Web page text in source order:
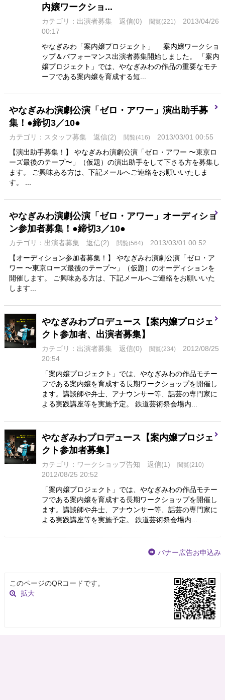
内嬢ワークショ...
カテゴリ：出演者募集 返信(0) 閲覧(221)
2013/04/26
00:17
やなぎみわ「案内嬢プロジェクト」 案内嬢ワークショ
ップ＆パフォーマンス出演者募集開始しました。 「案内
嬢プロジェクト」では、やなぎみわの作品の重要なモチ
ーフである案内嬢を育成する短...
やなぎみわ演劇公演「ゼロ・アワー」演出助手募
集！●締切3／10●
カテゴリ：スタッフ募集 返信(2) 閲覧(416)
2013/03/01 00:55
【演出助手募集！】 やなぎみわ演劇公演「ゼロ・アワー 〜東京ロ
ーズ最後のテープ〜」（仮題）の演出助手をして下さる方を募集し
ます。 ご興味ある方は、下記メールへご連絡をお願いいたしま
す。 ...
やなぎみわ演劇公演「ゼロ・アワー」オーディショ
ン参加者募集！●締切3／10●
カテゴリ：出演者募集 返信(2) 閲覧(564)
2013/03/01 00:52
【オーディション参加者募集！】 やなぎみわ演劇公演「ゼロ・ア
ワー 〜東京ローズ最後のテープ〜」（仮題）のオーディションを
開催します。 ご興味ある方は、下記メールへご連絡をお願いいた
します...
やなぎみわプロデュース【案内嬢プロジェ
クト参加者、出演者募集】
カテゴリ：出演者募集 返信(0) 閲覧(234)
2012/08/25
20:54
「案内嬢プロジェクト」では、やなぎみわの作品モチー
フである案内嬢を育成する長期ワークショップを開催し
ます。講談師や弁士、アナウンサー等、話芸の専門家に
よる実践講座等を実施予定。 鉄道芸術祭会場内...
やなぎみわプロデュース【案内嬢プロジェ
クト参加者募集】
カテゴリ：ワークショップ告知 返信(1) 閲覧(210)
2012/08/25 20:52
「案内嬢プロジェクト」では、やなぎみわの作品モチー
フである案内嬢を育成する長期ワークショップを開催し
ます。講談師や弁士、アナウンサー等、話芸の専門家に
よる実践講座等を実施予定。 鉄道芸術祭会場内...
バナー広告お申込み
このページのQRコードです。
拡大